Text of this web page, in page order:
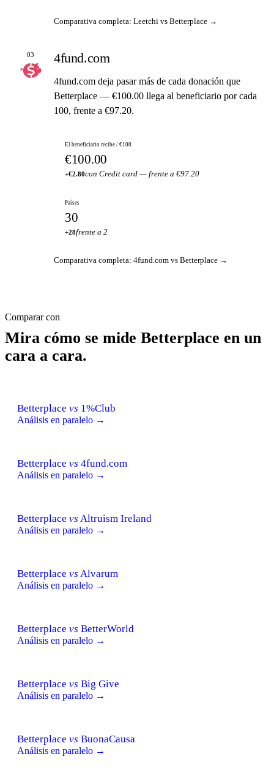
Comparativa completa: Leetchi vs Betterplace →
03 4fund.com
4fund.com deja pasar más de cada donación que
Betterplace — €100.00 llega al beneficiario por cada
100, frente a €97.20.
El beneficiario recibe / €100
€100.00
+€2.80con Credit card — frente a €97.20
Países
30
+28frente a 2
Comparativa completa: 4fund.com vs Betterplace →
Comparar con
Mira cómo se mide Betterplace en un
cara a cara.
Betterplace vs 1%Club
Análisis en paralelo →
Betterplace vs 4fund.com
Análisis en paralelo →
Betterplace vs Altruism Ireland
Análisis en paralelo →
Betterplace vs Alvarum
Análisis en paralelo →
Betterplace vs BetterWorld
Análisis en paralelo →
Betterplace vs Big Give
Análisis en paralelo →
Betterplace vs BuonaCausa
Análisis en paralelo →